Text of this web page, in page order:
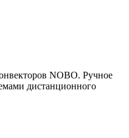
NOBO. Ручное
дистанционного